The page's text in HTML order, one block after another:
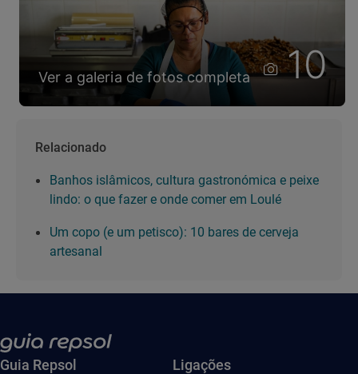
Ver a galeria de fotos completa 10
Relacionado
Banhos islâmicos, cultura gastronómica e peixe
lindo: o que fazer e onde comer em Loulé
Um copo (e um petisco): 10 bares de cerveja
artesanal
Guia Repsol Ligações